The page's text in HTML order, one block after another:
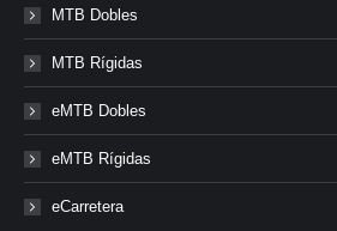
MTB Dobles
MTB Rígidas
eMTB Dobles
eMTB Rígidas
eCarretera